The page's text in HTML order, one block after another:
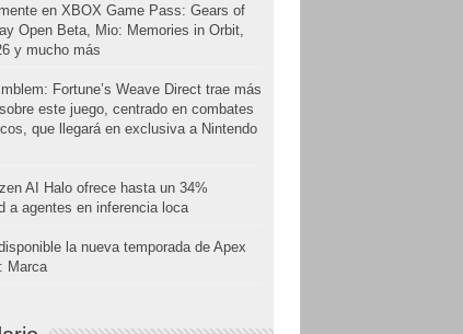
en XBOX Game Pass: Gears of
Open Beta, Mio: Memories in Orbit,
y mucho más
Fortune’s Weave Direct trae más
este juego, centrado en combates
que llegará en exclusiva a Nintendo
AI Halo ofrece hasta un 34%
a agentes en inferencia loca
la nueva temporada de Apex
Marca